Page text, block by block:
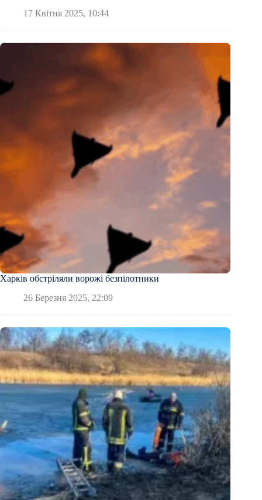
17 Квітня 2025, 10:44
Харків обстріляли ворожі безпілотники
26 Березня 2025, 22:09